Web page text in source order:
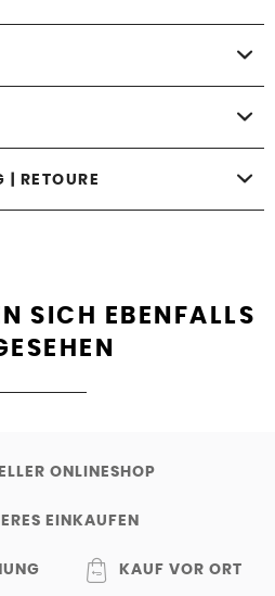
| RETOURE
SICH EBENFALLS
ONLINESHOP
EINKAUFEN
KAUF VOR ORT